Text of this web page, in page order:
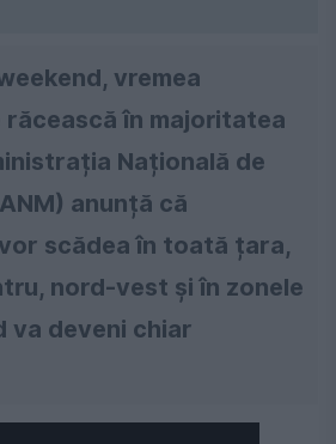
vremea
răcească în majoritatea
Națională de
anunță că
scădea în toată țara,
nord-vest și în zonele
va deveni chiar